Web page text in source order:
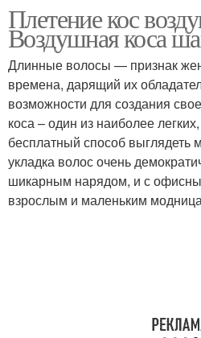
Кос на средние волосы
Плетение кос
Воздушная коса
Длинные волосы — признак
времена, дарящий их
возможности для создания
коса – один из наиболее
бесплатный способ выглядеть
укладка волос очень
шикарным нарядом, и с
взрослым и маленьким